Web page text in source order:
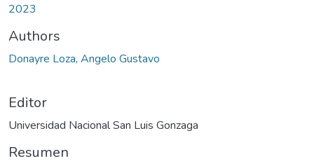
2023
Authors
Donayre Loza, Angelo Gustavo
Editor
Universidad Nacional San Luis Gonzaga
Resumen